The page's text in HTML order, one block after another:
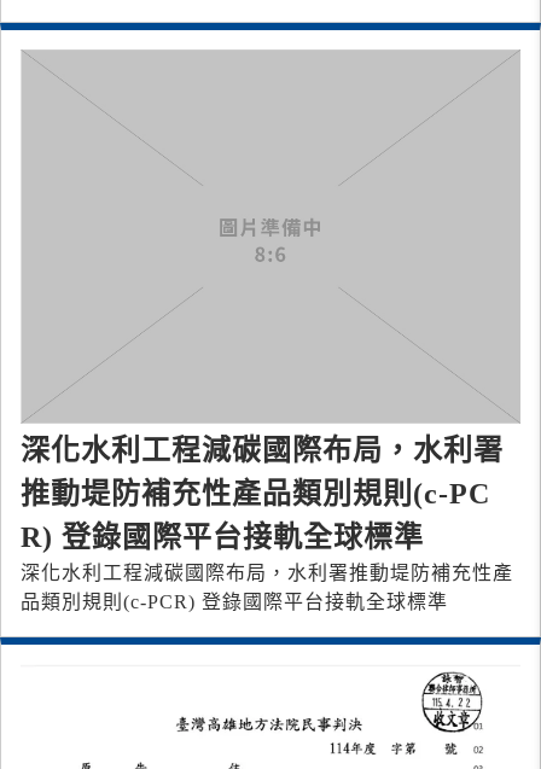
深化水利工程減碳國際布局，水利署
推動堤防補充性產品類別規則(c-PC
R) 登錄國際平台接軌全球標準
深化水利工程減碳國際布局，水利署推動堤防補充性產
品類別規則(c-PCR) 登錄國際平台接軌全球標準